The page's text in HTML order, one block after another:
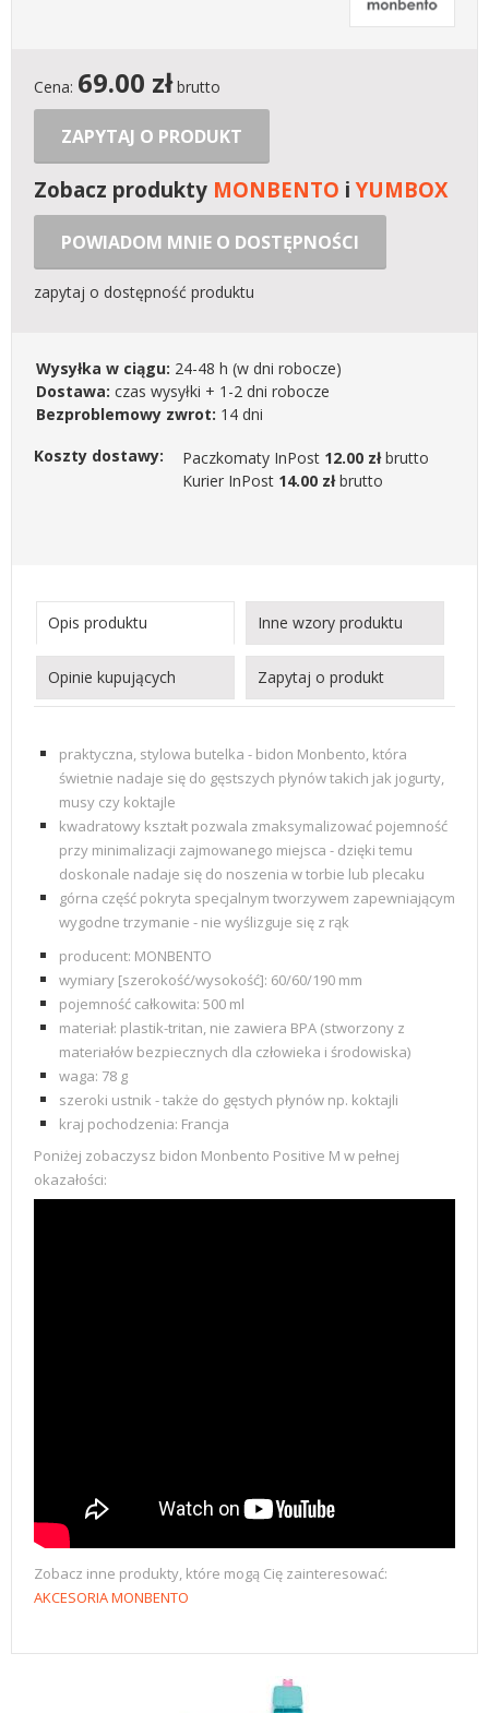
Cena: 69.00 złbrutto
ZAPYTAJ O PRODUKT
Zobacz produkty MONBENTO iYUMBOX
POWIADOM MNIE O DOSTĘPNOŚCI
zapytaj o dostępność produktu
Wysyłka w ciągu: 24-48 h (w dni robocze)
Dostawa: czas wysyłki + 1-2 dni robocze
Bezproblemowy zwrot: 14 dni
Koszty dostawy:
Paczkomaty InPost 12.00 złbrutto
Kurier InPost 14.00 złbrutto
Opis produktu Inne wzory produktu
Opinie kupujących Zapytaj o produkt
praktyczna, stylowa butelka - bidon Monbento, która
świetnie nadaje się do gęstszych płynów takich jak jogurty,
musy czy koktajle
kwadratowy kształt pozwala zmaksymalizować pojemność
przy minimalizacji zajmowanego miejsca - dzięki temu
doskonale nadaje się do noszenia w torbie lub plecaku
górna część pokryta specjalnym tworzywem zapewniającym
wygodne trzymanie - nie wyślizguje się z rąk
producent: MONBENTO
wymiary [szerokość/wysokość]: 60/60/190 mm
pojemność całkowita: 500 ml
materiał: plastik-tritan, nie zawiera BPA (stworzony z
materiałów bezpiecznych dla człowieka i środowiska)
waga: 78 g
szeroki ustnik - także do gęstych płynów np. koktajli
kraj pochodzenia: Francja
Poniżej zobaczysz bidon Monbento Positive M w pełnej
okazałości:
Zobacz inne produkty, które mogą Cię zainteresować:
AKCESORIA MONBENTO